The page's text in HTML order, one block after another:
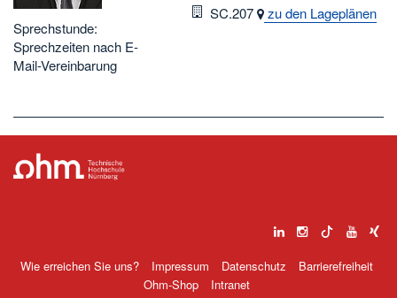
Sprechstunde:
Sprechzeiten nach E-
Mail-Vereinbarung
Raum
SC.207 zu den Lageplänen
Wie erreichen Sie uns? Impressum Datenschutz
Barrierefreiheit
Ohm-Shop
Intranet